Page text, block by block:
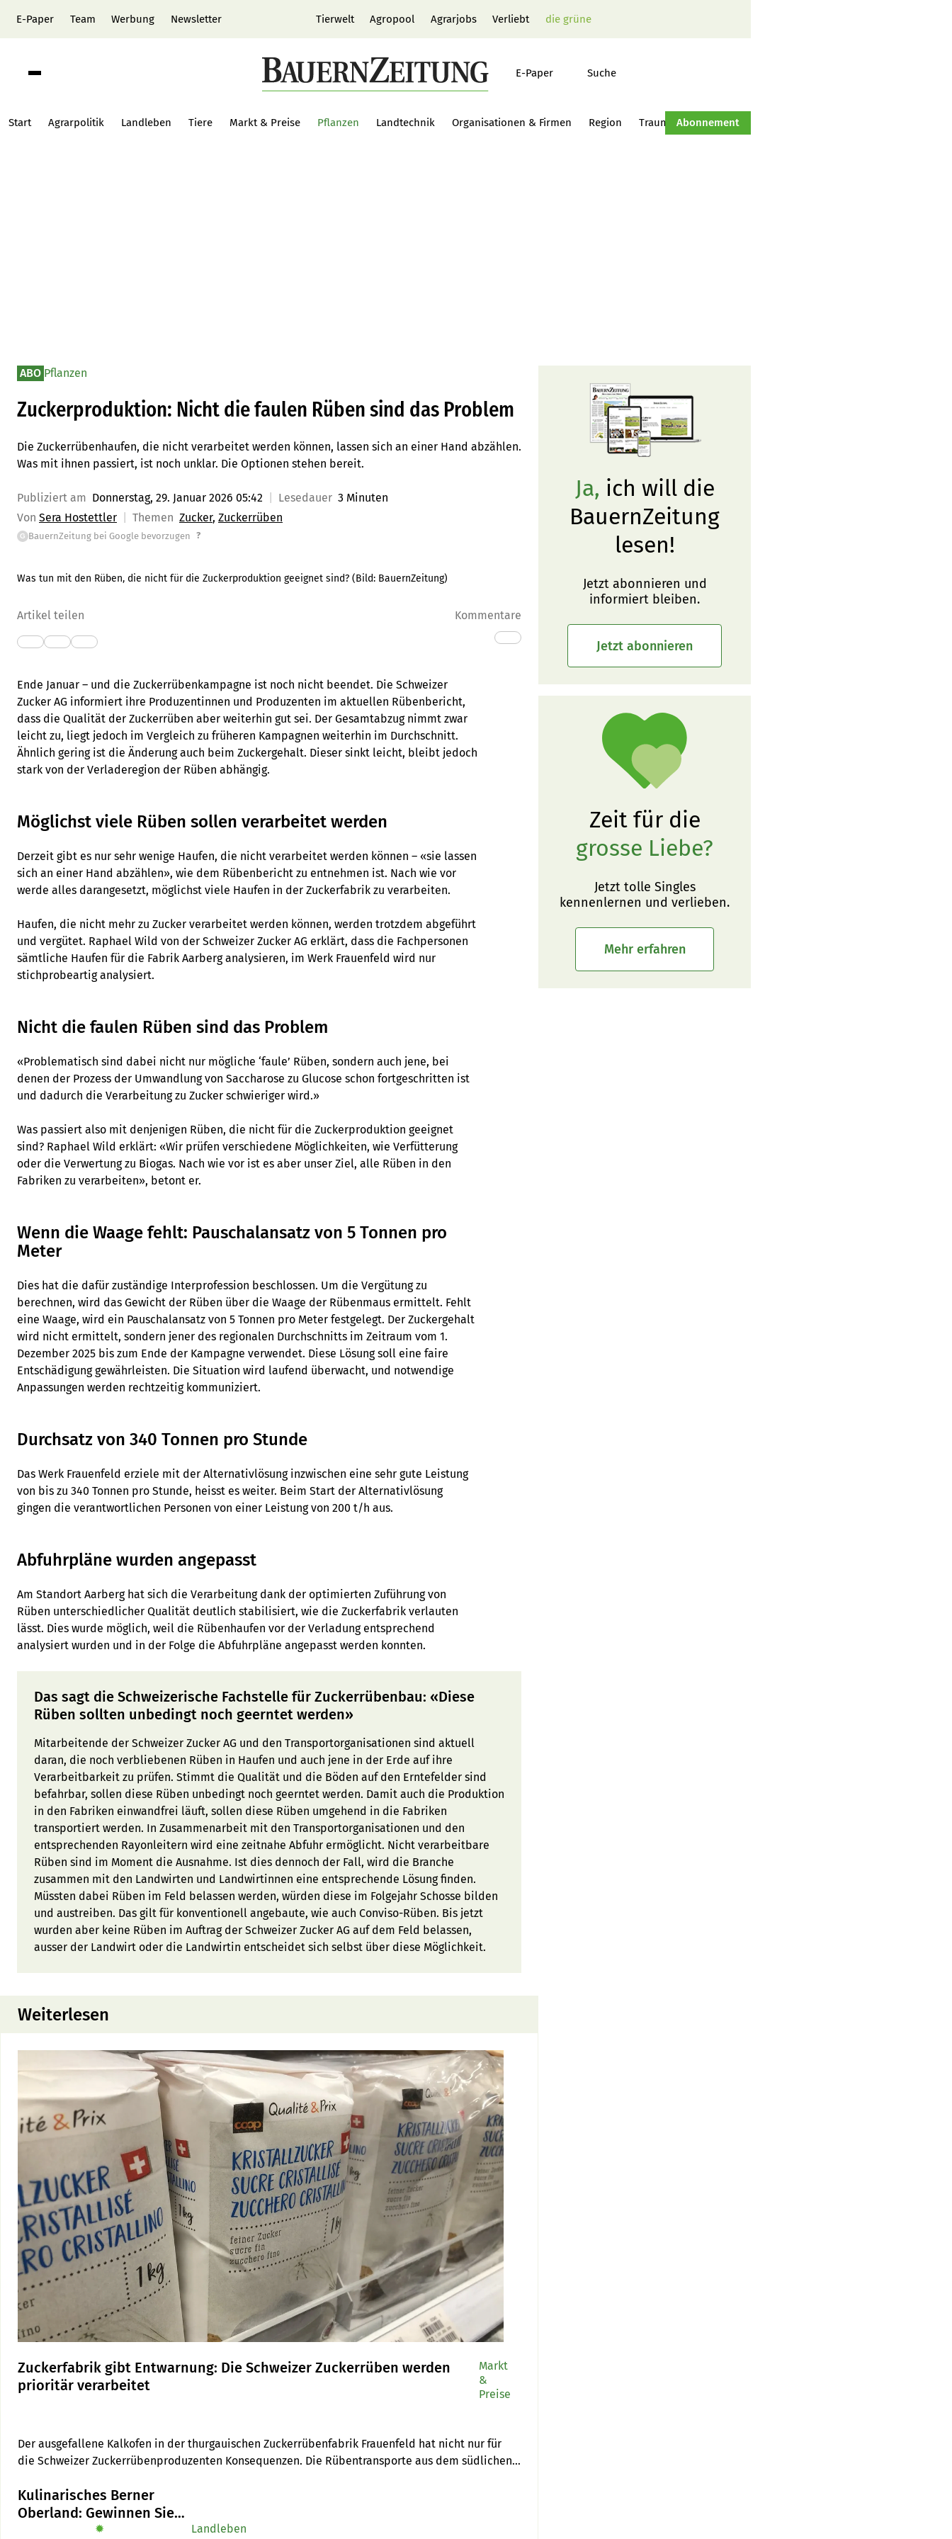
E-Paper Team Werbung Newsletter Tierwelt Agropool Agrarjobs Verliebt die grüne
E-Paper Suche
Start Agrarpolitik Landleben Tiere Markt & Preise Pflanzen Landtechnik Organisationen & Firmen Region Traumtraktor Hof-Management
Abonnement
ABO Pflanzen
Zuckerproduktion: Nicht die faulen Rüben sind das Problem
Die Zuckerrübenhaufen, die nicht verarbeitet werden können, lassen sich an einer Hand abzählen.
Was mit ihnen passiert, ist noch unklar. Die Optionen stehen bereit.
Publiziert am Donnerstag, 29. Januar 2026 05:42 Lesedauer 3 Minuten
Von Sera Hostettler Themen Zucker Zuckerrüben
G BauernZeitung bei Google bevorzugen ?
Was tun mit den Rüben, die nicht für die Zuckerproduktion geeignet sind? (Bild: BauernZeitung)
Artikel teilen Kommentare
Ende Januar – und die Zuckerrübenkampagne ist noch nicht beendet. Die Schweizer
Zucker AG informiert ihre Produzentinnen und Produzenten im aktuellen Rübenbericht,
dass die Qualität der Zuckerrüben aber weiterhin gut sei. Der Gesamtabzug nimmt zwar
leicht zu, liegt jedoch im Vergleich zu früheren Kampagnen weiterhin im Durchschnitt.
Ähnlich gering ist die Änderung auch beim Zuckergehalt. Dieser sinkt leicht, bleibt jedoch
stark von der Verladeregion der Rüben abhängig.
Möglichst viele Rüben sollen verarbeitet werden
Derzeit gibt es nur sehr wenige Haufen, die nicht verarbeitet werden können – «sie lassen
sich an einer Hand abzählen», wie dem Rübenbericht zu entnehmen ist. Nach wie vor
werde alles darangesetzt, möglichst viele Haufen in der Zuckerfabrik zu verarbeiten.
Haufen, die nicht mehr zu Zucker verarbeitet werden können, werden trotzdem abgeführt
und vergütet. Raphael Wild von der Schweizer Zucker AG erklärt, dass die Fachpersonen
sämtliche Haufen für die Fabrik Aarberg analysieren, im Werk Frauenfeld wird nur
stichprobeartig analysiert.
Nicht die faulen Rüben sind das Problem
«Problematisch sind dabei nicht nur mögliche ‘faule’ Rüben, sondern auch jene, bei
denen der Prozess der Umwandlung von Saccharose zu Glucose schon fortgeschritten ist
und dadurch die Verarbeitung zu Zucker schwieriger wird.»
Was passiert also mit denjenigen Rüben, die nicht für die Zuckerproduktion geeignet
sind? Raphael Wild erklärt: «Wir prüfen verschiedene Möglichkeiten, wie Verfütterung
oder die Verwertung zu Biogas. Nach wie vor ist es aber unser Ziel, alle Rüben in den
Fabriken zu verarbeiten», betont er.
Wenn die Waage fehlt: Pauschalansatz von 5 Tonnen pro
Meter
Dies hat die dafür zuständige Interprofession beschlossen. Um die Vergütung zu
berechnen, wird das Gewicht der Rüben über die Waage der Rübenmaus ermittelt. Fehlt
eine Waage, wird ein Pauschalansatz von 5 Tonnen pro Meter festgelegt. Der Zuckergehalt
wird nicht ermittelt, sondern jener des regionalen Durchschnitts im Zeitraum vom 1.
Dezember 2025 bis zum Ende der Kampagne verwendet. Diese Lösung soll eine faire
Entschädigung gewährleisten. Die Situation wird laufend überwacht, und notwendige
Anpassungen werden rechtzeitig kommuniziert.
Durchsatz von 340 Tonnen pro Stunde
Das Werk Frauenfeld erziele mit der Alternativlösung inzwischen eine sehr gute Leistung
von bis zu 340 Tonnen pro Stunde, heisst es weiter. Beim Start der Alternativlösung
gingen die verantwortlichen Personen von einer Leistung von 200 t/h aus.
Abfuhrpläne wurden angepasst
Am Standort Aarberg hat sich die Verarbeitung dank der optimierten Zuführung von
Rüben unterschiedlicher Qualität deutlich stabilisiert, wie die Zuckerfabrik verlauten
lässt. Dies wurde möglich, weil die Rübenhaufen vor der Verladung entsprechend
analysiert wurden und in der Folge die Abfuhrpläne angepasst werden konnten.
Das sagt die Schweizerische Fachstelle für Zuckerrübenbau: «Diese
Rüben sollten unbedingt noch geerntet werden»
Mitarbeitende der Schweizer Zucker AG und den Transportorganisationen sind aktuell
daran, die noch verbliebenen Rüben in Haufen und auch jene in der Erde auf ihre
Verarbeitbarkeit zu prüfen. Stimmt die Qualität und die Böden auf den Erntefelder sind
befahrbar, sollen diese Rüben unbedingt noch geerntet werden. Damit auch die Produktion
in den Fabriken einwandfrei läuft, sollen diese Rüben umgehend in die Fabriken
transportiert werden. In Zusammenarbeit mit den Transportorganisationen und den
entsprechenden Rayonleitern wird eine zeitnahe Abfuhr ermöglicht. Nicht verarbeitbare
Rüben sind im Moment die Ausnahme. Ist dies dennoch der Fall, wird die Branche
zusammen mit den Landwirten und Landwirtinnen eine entsprechende Lösung finden.
Müssten dabei Rüben im Feld belassen werden, würden diese im Folgejahr Schosse bilden
und austreiben. Das gilt für konventionell angebaute, wie auch Conviso-Rüben. Bis jetzt
wurden aber keine Rüben im Auftrag der Schweizer Zucker AG auf dem Feld belassen,
ausser der Landwirt oder die Landwirtin entscheidet sich selbst über diese Möglichkeit.
Weiterlesen
Zuckerfabrik gibt Entwarnung: Die Schweizer Zuckerrüben werden
prioritär verarbeitet
Der ausgefallene Kalkofen in der thurgauischen Zuckerrübenfabrik Frauenfeld hat nicht nur für
die Schweizer Zuckerrübenproduzenten Konsequenzen. Die Rübentransporte aus dem südlichen
Markt
&
Preise
Kulinarisches Berner
Oberland: Gewinnen Sie
das Buch «Alpe-Chuchi»
✹ Landleben
Ja, ich will die
BauernZeitung
lesen!
Jetzt abonnieren und
informiert bleiben.
Jetzt abonnieren
Zeit für die
grosse Liebe?
Jetzt tolle Singles
kennenlernen und verlieben.
Mehr erfahren